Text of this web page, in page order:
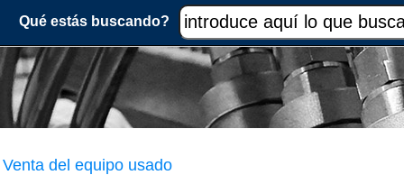
Qué estás buscando?
Venta del equipo usado